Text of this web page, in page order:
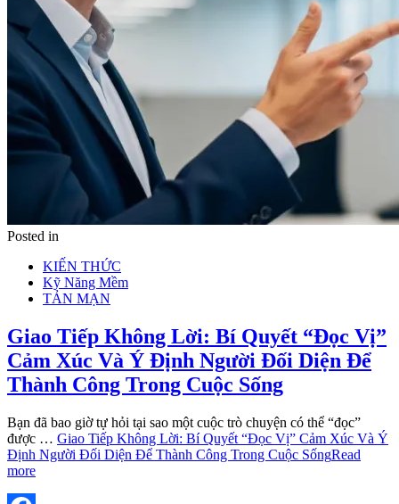
Posted in
KIẾN THỨC
Kỹ Năng Mềm
TẢN MẠN
Giao Tiếp Không Lời: Bí Quyết “Đọc Vị”
Cảm Xúc Và Ý Định Người Đối Diện Để
Thành Công Trong Cuộc Sống
Bạn đã bao giờ tự hỏi tại sao một cuộc trò chuyện có thể “đọc”
được … Giao Tiếp Không Lời: Bí Quyết “Đọc Vị” Cảm Xúc Và Ý
Định Người Đối Diện Để Thành Công Trong Cuộc SốngRead
more